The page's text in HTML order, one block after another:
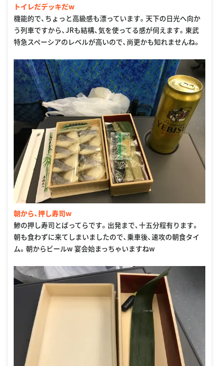
トイレだデッキだw
機能的で、ちょっと高級感も漂っています。天下の日光へ向か
う列車ですから、JRも結構、気を使ってる感が伺えます。東武
特急スペーシアのレベルが高いので、尚更かも知れませんね。
朝から、押し寿司w
鯵の押し寿司とばってらです。出発まで、十五分程有ります。
朝も食わずに来てしまいましたので、乗車後、速攻の朝食タイ
ム。朝からビールw 宴会始まっちゃいますねw